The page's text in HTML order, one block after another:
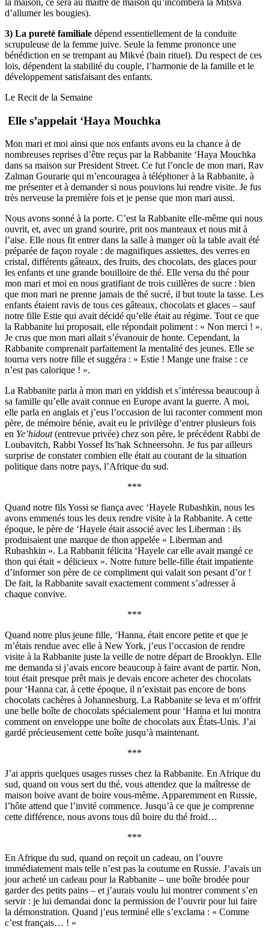
d’allumer les bougies).
3) La pureté familiale dépend essentiellement de la conduite
scrupuleuse de la femme juive. Seule la femme prononce une
bénédiction en se trempant au Mikvé (bain rituel). Du respect de ces
lois, dépendent la stabilité du couple, l’harmonie de la famille et le
développement satisfaisant des enfants.
Le Recit de la Semaine
Elle s’appelait ‘Haya Mouchka
Mon mari et moi ainsi que nos enfants avons eu la chance à de
nombreuses reprises d’être reçus par la Rabbanite ‘Haya Mouchka
dans sa maison sur President Street. Ce fut l’oncle de mon mari, Rav
Zalman Gourarie qui m’encouragea à téléphoner à la Rabbanite, à
me présenter et à demander si nous pouvions lui rendre visite. Je fus
très nerveuse la première fois et je pense que mon mari aussi.
Nous avons sonné à la porte. C’est la Rabbanite elle-même qui nous
ouvrit, et, avec un grand sourire, prit nos manteaux et nous mit à
l’aise. Elle nous fit entrer dans la salle à manger où la table avait été
préparée de façon royale : de magnifiques assiettes, des verres en
cristal, différents gâteaux, des fruits, des chocolats, des glaces pour
les enfants et une grande bouilloire de thé. Elle versa du thé pour
mon mari et moi en nous gratifiant de trois cuillères de sucre : bien
que mon mari ne prenne jamais de thé sucré, il but toute la tasse. Les
enfants étaient ravis de tous ces gâteaux, chocolats et glaces – sauf
notre fille Estie qui avait décidé qu’elle était au régime. Tout ce que
la Rabbanite lui proposait, elle répondait poliment : « Non merci ! ».
Je crus que mon mari allait s’évanouir de honte. Cependant, la
Rabbanite comprenait parfaitement la mentalité des jeunes. Elle se
tourna vers notre fille et suggéra : « Estie ! Mange une fraise : ce
n’est pas calorique ! ».
La Rabbanite parla à mon mari en yiddish et s’intéressa beaucoup à
sa famille qu’elle avait connue en Europe avant la guerre. A moi,
elle parla en anglais et j’eus l’occasion de lui raconter comment mon
père, de mémoire bénie, avait eu le privilège d’entrer plusieurs fois
en Ye’hidout(entrevue privée) chez son père, le précédent Rabbi de
Loubavitch, Rabbi Yossef Its’hak Schneersohn. Je fus par ailleurs
surprise de constater combien elle était au courant de la situation
politique dans notre pays, l’Afrique du sud.
***
Quand notre fils Yossi se fiança avec ‘Hayele Rubashkin, nous les
avons emmenés tous les deux rendre visite à la Rabbanite. A cette
époque, le père de ‘Hayele était associé avec les Liberman : ils
produisaient une marque de thon appelée « Liberman and
Rubashkin ». La Rabbanit félicita ‘Hayele car elle avait mangé ce
thon qui était « délicieux ». Notre future belle-fille était impatiente
d’informer son père de ce compliment qui valait son pesant d’or !
De fait, la Rabbanite savait exactement comment s’adresser à
chaque convive.
***
Quand notre plus jeune fille, ‘Hanna, était encore petite et que je
m’étais rendue avec elle à New York, j’eus l’occasion de rendre
visite à la Rabbanite juste la veille de notre départ de Brooklyn. Elle
me demanda si j’avais encore beaucoup à faire avant de partir. Non,
tout était presque prêt mais je devais encore acheter des chocolats
pour ‘Hanna car, à cette époque, il n’existait pas encore de bons
chocolats cachères à Johannesburg. La Rabbanite se leva et m’offrit
une belle boîte de chocolats spécialement pour ‘Hanna et lui montra
comment on enveloppe une boîte de chocolats aux États-Unis. J’ai
gardé précieusement cette boîte jusqu’à maintenant.
***
J’ai appris quelques usages russes chez la Rabbanite. En Afrique du
sud, quand on vous sert du thé, vous attendez que la maîtresse de
maison boive avant de boire vous-même. Apparemment en Russie,
l’hôte attend que l’invité commence. Jusqu’à ce que je comprenne
cette différence, nous avons tous dû boire du thé froid…
***
En Afrique du sud, quand on reçoit un cadeau, on l’ouvre
immédiatement mais telle n’est pas la coutume en Russie. J’avais un
jour acheté un cadeau pour la Rabbanite – une boîte brodée pour
garder des petits pains – et j’aurais voulu lui montrer comment s’en
servir : je lui demandai donc la permission de l’ouvrir pour lui faire
la démonstration. Quand j’eus terminé elle s’exclama : « Comme
c’est français… ! »